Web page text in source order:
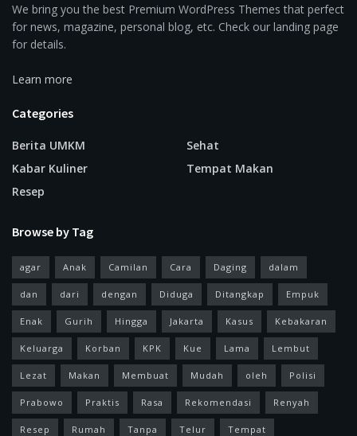
We bring you the best Premium WordPress Themes that perfect
for news, magazine, personal blog, etc. Check our landing page
for details.
Learn more
Categories
Berita UMKM
Kabar Kuliner
Resep
Sehat
Tempat Makan
Browse by Tag
agar Anak Camilan Cara Daging dalam
dan dari dengan Diduga Ditangkap Empuk
Enak Gurih Hingga Jakarta Kasus Kebakaran
Keluarga Korban KPK Kue Lama Lembut
Lezat Makan Membuat Mudah oleh Polisi
Prabowo Praktis Rasa Rekomendasi Renyah
Resep Rumah Tanpa Telur Tempat